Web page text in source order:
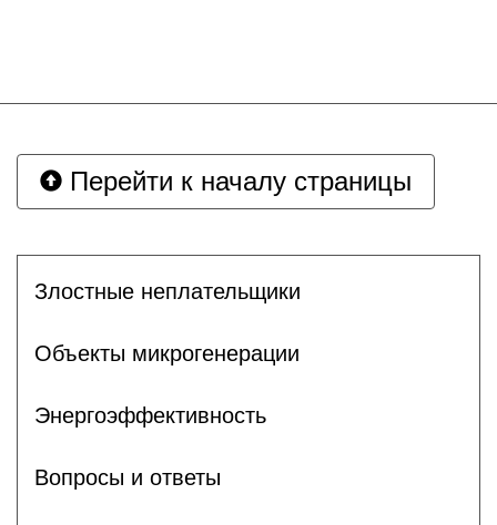
Перейти к началу страницы
Злостные неплательщики
Объекты микрогенерации
Энергоэффективность
Вопросы и ответы